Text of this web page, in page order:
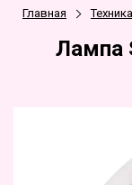
Главная
Лампа